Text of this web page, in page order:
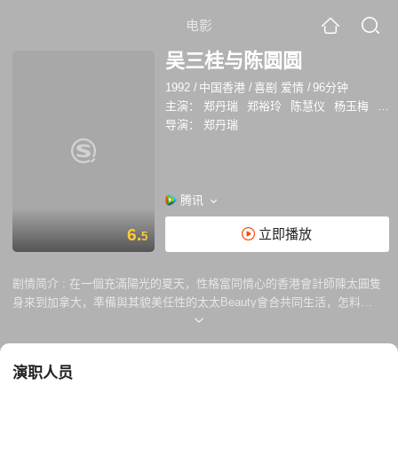
电影
6.5
吴三桂与陈圆圆
1992 / 中国香港 /喜剧 爱情 /96分钟
主演：
郑丹瑞 郑裕玲 陈慧仪 杨玉梅
陈
导演：
郑丹瑞
腾讯
立即播放
剧情简介 : 在一個充滿陽光的夏天，性格富同情心的香港會計師陳太圓隻
身來到加拿大，準備與其貌美任性的太太Beauty會合共同生活，怎料
Beauty已移情別戀洋人警司，圓人財兩空，流落異鄉，唯有投靠已故小學
演职人员